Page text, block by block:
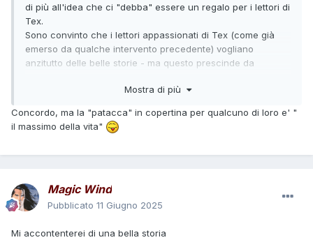
di più all'idea che ci "debba" essere un regalo per i lettori di
Tex.
Sono convinto che i lettori appassionati di Tex (come già
emerso da qualche intervento precedente) vogliano
anzitutto delle belle storie - ma questo prescinde da
di cattivo gusto, ne faccio decisamente a meno!
che vada nella direzione giusta.
Mostra di più
Concordo, ma la "patacca" in copertina per qualcuno di loro e' "
il massimo della vita"
Magic Wind
Pubblicato 11 Giugno 2025
Mi accontenterei di una bella storia